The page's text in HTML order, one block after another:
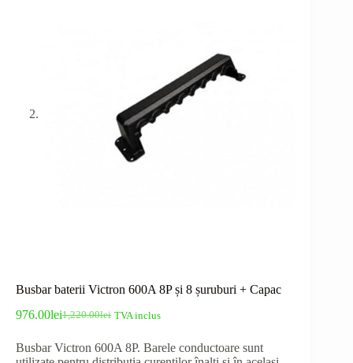
Busbar baterii Victron 600A 8P și 8 șuruburi + Capac
1,220.00lei
Prețul
a
976.00leiPrețul
este:
TVA inclus
Busbar Victron 600A 8P. Barele conductoare sunt